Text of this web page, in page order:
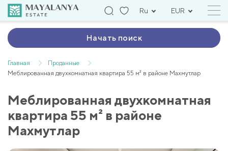
Ru EUR
Начать поиск
Главная
Проданные
Меблированная двухкомнатная квартира 55 м² в районе Махмутлар
Меблированная двухкомнатная
квартира 55 м² в районе
Махмутлар